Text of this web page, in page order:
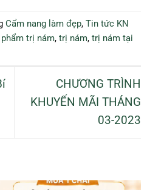
Cẩm nang làm đẹp, Tin tức KN
trị nám, trị nám, trị nám tại
CHƯƠNG TRÌNH
KHUYẾN MÃI THÁNG
03-2023